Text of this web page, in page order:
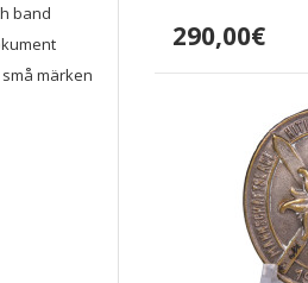
290,00€
band
märken